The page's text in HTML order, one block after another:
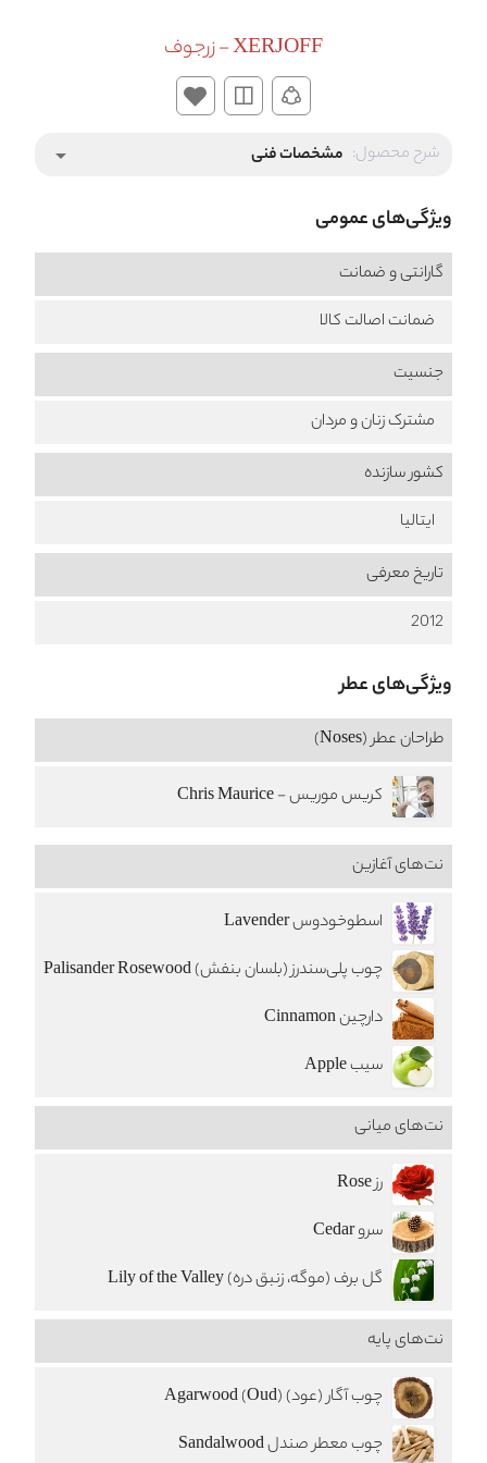
XERJOFF - زرجوف
شرح محصول: مشخصات فنی arrow_drop_down
ویژگی‌های عمومی
گارانتی و ضمانت
ضمانت اصالت کالا
جنسیت
مشترک زنان و مردان
کشور سازنده
ایتالیا
تاریخ معرفی
2012
ویژگی‌های عطر
طراحان عطر (Noses)
کریس موریس - Chris Maurice
نت‌های آغازین
اسطوخودوس Lavender
چوب پلی‌سندرز (بلسان بنفش) Palisander Rosewood
دارچین Cinnamon
سیب Apple
نت‌های میانی
رز Rose
سرو Cedar
گل برف (موگه، زنبق دره) Lily of the Valley
نت‌های پایه
چوب آگار (عود) Agarwood (Oud)
چوب معطر صندل Sandalwood